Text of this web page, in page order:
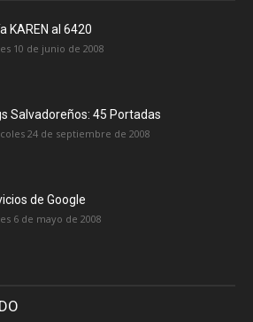
KAREN al 6420
10 de junio de 2008
Salvadoreños: 45 Portadas
24 de septiembre de 2008
de Google
6 de mayo de 2008